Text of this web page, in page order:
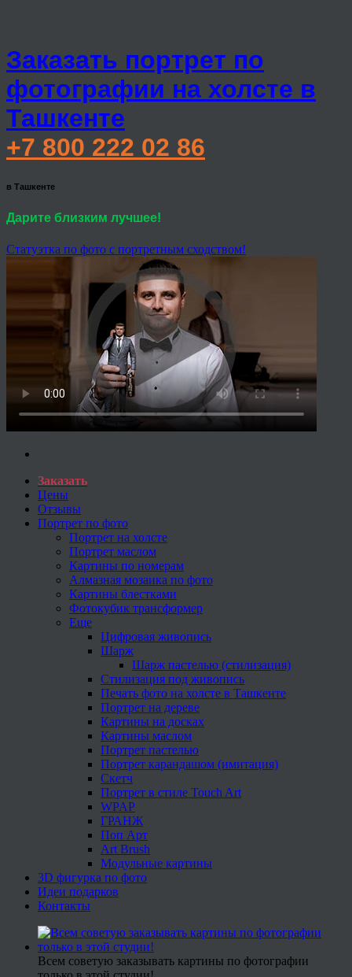
Заказать портрет по
фотографии на холсте в
Ташкенте
+7 800 222 02 86
в Ташкенте
Дарите близким лучшее!
Статуэтка по фото с портретным сходством!
Заказать
Цены
Отзывы
Портрет по фото
Портрет на холсте
Портрет маслом
Картины по номерам
Алмазная мозаика по фото
Картины блестками
Фотокубик трансформер
Еще
Цифровая живопись
Шарж
Шарж пастелью (стилизация)
Стилизация под живопись
Печать фото на холсте в Ташкенте
Портрет на дереве
Картины на досках
Картины маслом
Портрет пастелью
Портрет карандашом (имитация)
Скетч
Портрет в стиле Touch Art
WPAP
ГРАНЖ
Поп Арт
Art Brush
Модульные картины
3D фигурка по фото
Идеи подарков
Контакты
Всем советую заказывать картины по фотографии